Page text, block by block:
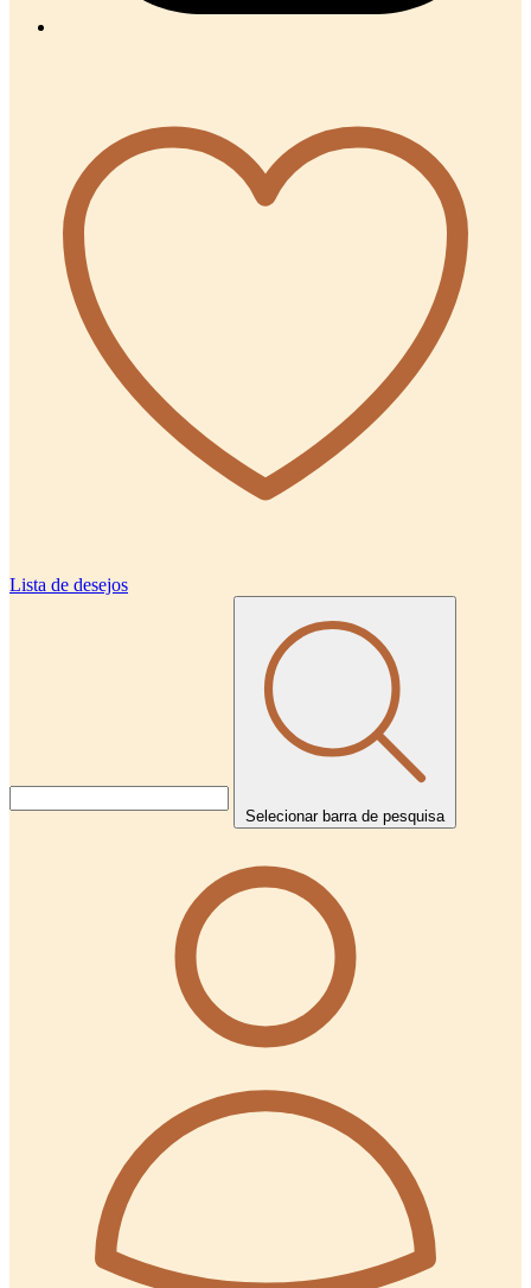
Lista de desejos
Selecionar barra de pesquisa